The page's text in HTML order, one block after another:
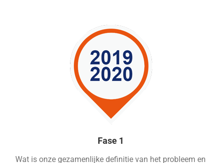
Fase 1
Wat is onze gezamenlijke definitie van het probleem en